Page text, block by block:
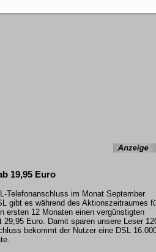
19,95 Euro
Telefonanschluss im Monat September
gibt es während des Aktionszeitraumes
ersten 12 Monaten einen vergünstigten
Euro. Damit sparen unsere Leser
bekommt der Nutzer eine DSL